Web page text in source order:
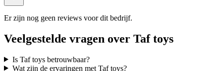
Er zijn nog geen reviews voor dit bedrijf.
Veelgestelde vragen over Taf toys
Is Taf toys betrouwbaar?
Wat zijn de ervaringen met Taf toys?